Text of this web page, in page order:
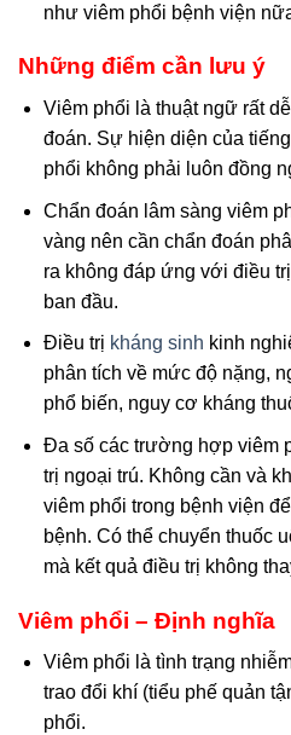
như viêm phổi bệnh viện
Những điểm cần lưu ý
Viêm phổi là thuật ngữ rất
đoán. Sự hiện diện của
phổi không phải luôn đồng
Chẩn đoán lâm sàng viêm
vàng nên cần chẩn đoán
ra không đáp ứng với điều trị
ban đầu.
Điều trị kháng sinh kinh
phân tích về mức độ nặng,
phổ biến, nguy cơ kháng
Đa số các trường hợp viêm
trị ngoại trú. Không cần và
viêm phổi trong bệnh viện
bệnh. Có thể chuyển thuốc
mà kết quả điều trị không
Viêm phổi – Định nghĩa
Viêm phổi là tình trạng
trao đổi khí (tiểu phế quản
phổi.